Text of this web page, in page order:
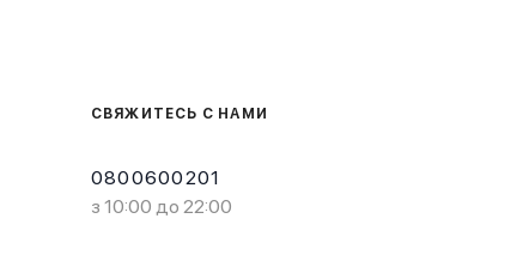
СВЯЖИТЕСЬ С НАМИ
0800600201
з 10:00 до 22:00